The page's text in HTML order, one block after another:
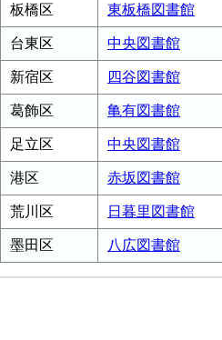
板橋区 東板橋図書館
台東区 中央図書館
新宿区 四谷図書館
葛飾区 亀有図書館
足立区 中央図書館
港区 赤坂図書館
荒川区 日暮里図書館
墨田区 八広図書館